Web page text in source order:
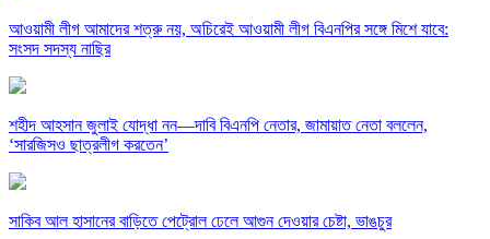
আওয়ামী লীগ আমাদের শত্রু নয়, অচিরেই আওয়ামী লীগ বিএনপির সঙ্গে মিশে যাবে:
সংসদ সদস্য নাছির
শহীদ আহসান জুলাই যোদ্ধা নন—দাবি বিএনপি নেতার, জামায়াত নেতা বললেন,
‘সারজিসও ছাত্রলীগ করতেন’
সাকিব আল হাসানের বাড়িতে পেট্রোল ঢেলে আগুন দেওয়ার চেষ্টা, ভাঙচুর